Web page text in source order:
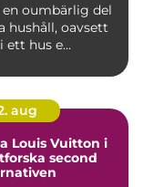
en oumbärlig del
hushåll, oavsett
ett hus e...
aug
Louis Vuitton i
second